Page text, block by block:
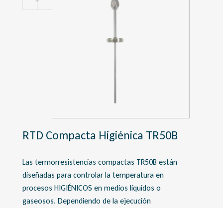
RTD Compacta Higiénica TR50B
Las termorresistencias compactas TR50B están
diseñadas para controlar la temperatura en
procesos HIGIÉNICOS en medios líquidos o
gaseosos. Dependiendo de la ejecución